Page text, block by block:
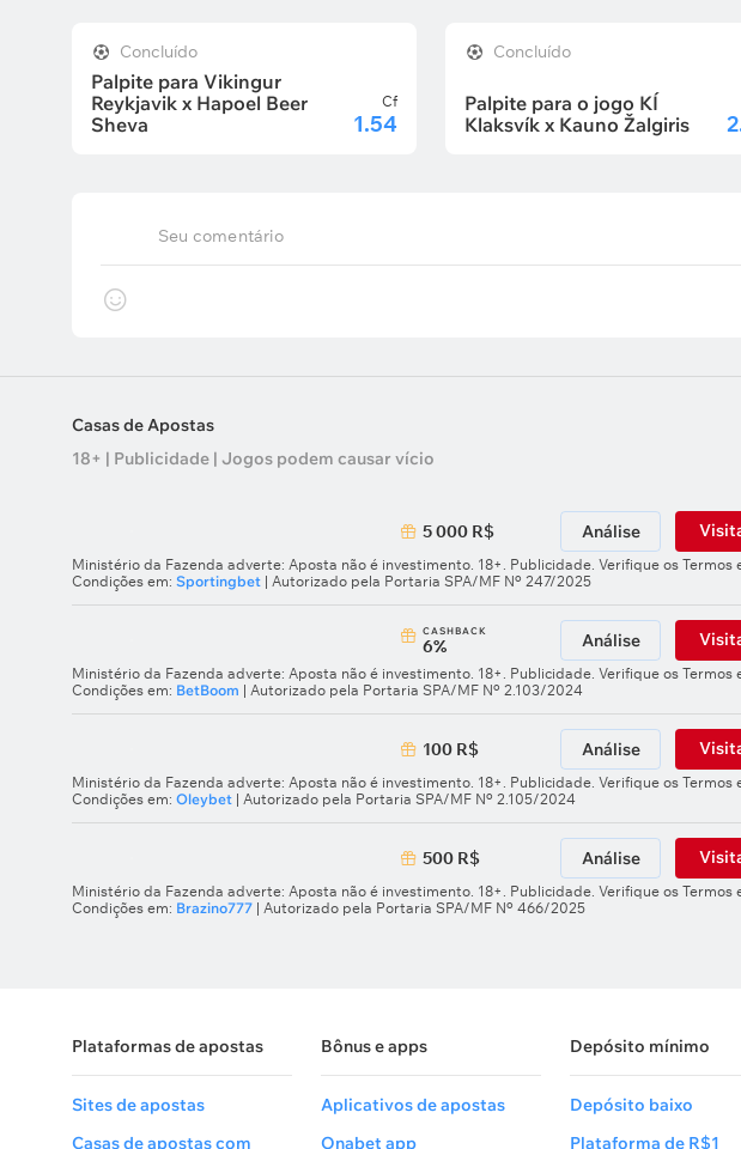
Concluído
Palpite para Vikingur
Reykjavik x Hapoel Beer
Sheva
Cf
1.54
Concluído
Palpite para o jogo KÍ
Klaksvík x Kauno Žalgiris
Seu comentário
Casas de Apostas
18+ | Publicidade | Jogos podem causar vício
5 000 R$ Análise
Ministério da Fazenda adverte: Aposta não é investimento. 18+. Publicidade. Verifique os Termos
Condições em: Sportingbet | Autorizado pela Portaria SPA/MF Nº 247/2025
СASHBACK
6% Análise
Ministério da Fazenda adverte: Aposta não é investimento. 18+. Publicidade. Verifique os Termos
Condições em: BetBoom | Autorizado pela Portaria SPA/MF Nº 2.103/2024
100 R$ Análise
Ministério da Fazenda adverte: Aposta não é investimento. 18+. Publicidade. Verifique os Termos
Condições em: Oleybet | Autorizado pela Portaria SPA/MF Nº 2.105/2024
500 R$ Análise
Ministério da Fazenda adverte: Aposta não é investimento. 18+. Publicidade. Verifique os Termos
Condições em: Brazino777 | Autorizado pela Portaria SPA/MF Nº 466/2025
Plataformas de apostas Bônus e apps Depósito mínimo
Sites de apostas
Casas de apostas com
Aplicativos de apostas
Onabet app
Depósito baixo
Plataforma de R$1